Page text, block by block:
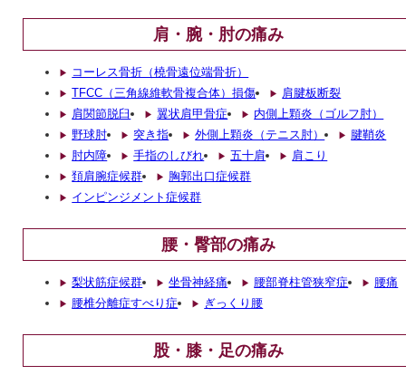
肩・腕・肘の痛み
コーレス骨折（橈骨遠位端骨折）
TFCC（三角線維軟骨複合体）損傷
肩腱板断裂
肩関節脱臼
翼状肩甲骨症
内側上顆炎（ゴルフ肘）
野球肘
突き指 外側上顆炎（テニス肘）
腱鞘炎
肘内障
手指のしびれ 五十肩
肩こり
頚肩腕症候群
胸郭出口症候群
インピンジメント症候群
腰・臀部の痛み
梨状筋症候群 坐骨神経痛 腰部脊柱管狭窄症
腰痛
腰椎分離症すべり症
ぎっくり腰
股・膝・足の痛み